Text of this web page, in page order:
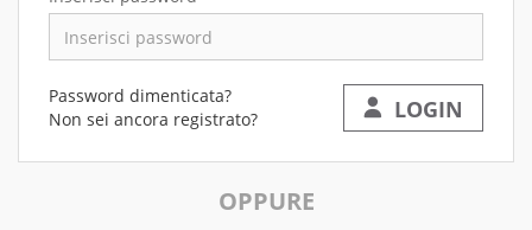
lavoro
il
Login
LOGIN
Password dimenticata?
Non sei ancora registrato?
OPPURE